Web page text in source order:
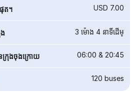
ត។ USD 7.00
3 ម៉ោង 4 នាទី​ដើម្
ក្រុងចុងក្រោយ 06:00 & 20:45
120 buses